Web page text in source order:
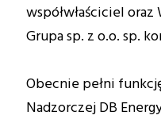
współwłaściciel
Grupa sp. z o.o. sp.
Obecnie pełni
Nadzorczej DB